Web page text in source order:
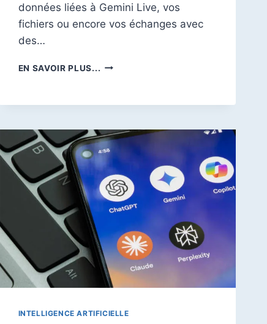
données liées à Gemini Live, vos
fichiers ou encore vos échanges avec
des…
EN SAVOIR PLUS... COMMENT
GEMINI
SUPPRIMER
VOS
CONVERSATIONS
GOOGLE
INTELLIGENCE ARTIFICIELLE